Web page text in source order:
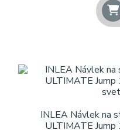
INLEA Návlek na
ULTIMATE